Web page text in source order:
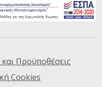
Προϋποθέσεις
Cookies